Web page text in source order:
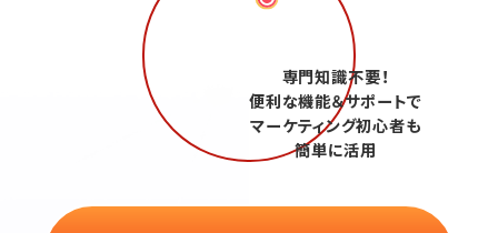
専門知識不要！
便利な機能＆サポートで
マーケティング初心者も
簡単に活用